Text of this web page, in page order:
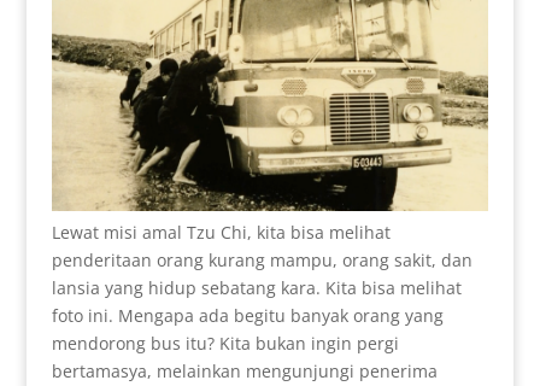
Lewat misi amal Tzu Chi, kita bisa melihat
penderitaan orang kurang mampu, orang sakit, dan
lansia yang hidup sebatang kara. Kita bisa melihat
foto ini. Mengapa ada begitu banyak orang yang
mendorong bus itu? Kita bukan ingin pergi
bertamasya, melainkan mengunjungi penerima